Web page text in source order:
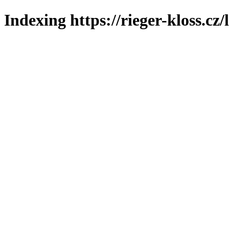
Indexing https://rieger-